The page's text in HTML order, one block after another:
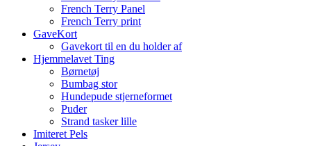
French Terry Panel
French Terry print
GaveKort
Gavekort til en du holder af
Hjemmelavet Ting
Børnetøj
Bumbag stor
Hundepude stjerneformet
Puder
Strand tasker lille
Imiteret Pels